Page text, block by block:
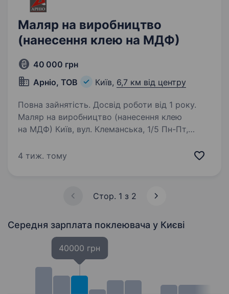
Маляр на виробництво
(нанесення клею на МДФ)
40 000 грн
Арніо, ТОВ
Київ, 6,7 км від центру
Повна зайнятість. Досвід роботи від 1 року.
Маляр на виробництво (нанесення клею
на МДФ) Київ, вул. Клеманська, 1/5 Пн-Пт,
запрошує до своєї команди маляра!
4 тиж. тому
Стор. 1 з 2
Середня зарплата поклеювача у Києві
40000 грн